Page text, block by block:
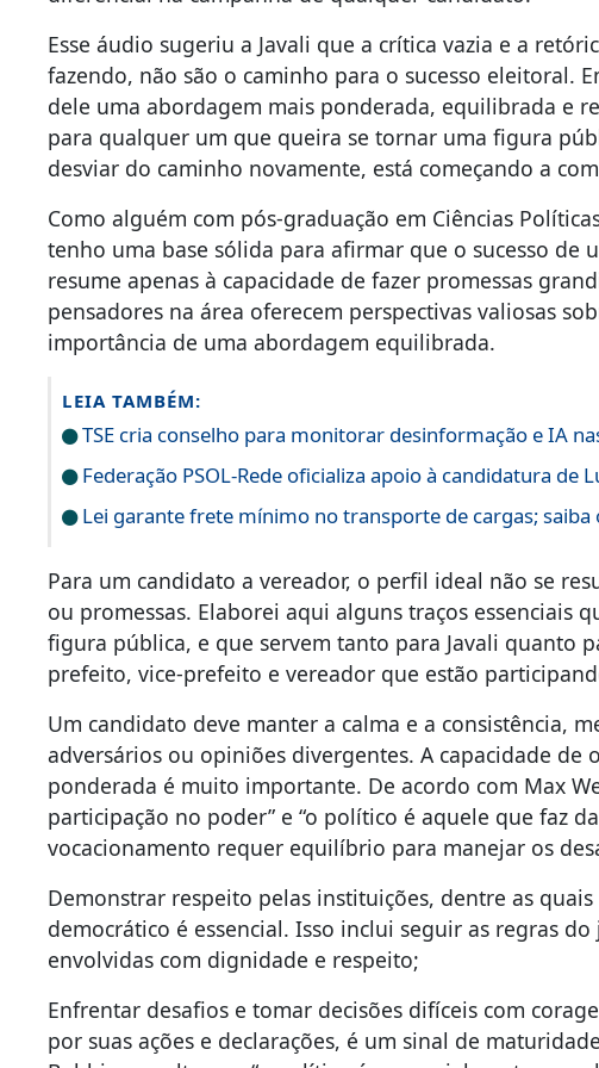
Esse áudio sugeriu a Javali que a crítica vazia e a
fazendo, não são o caminho para o sucesso eleitoral.
dele uma abordagem mais ponderada, equilibrada e
para qualquer um que queira se tornar uma figura
desviar do caminho novamente, está começando a
Como alguém com pós-graduação em Ciências
tenho uma base sólida para afirmar que o sucesso de
resume apenas à capacidade de fazer promessas
pensadores na área oferecem perspectivas valiosas
importância de uma abordagem equilibrada.
LEIA TAMBÉM:
TSE cria conselho para monitorar desinformação e IA
Federação PSOL-Rede oficializa apoio à candidatura de
Lei garante frete mínimo no transporte de cargas; saiba
Para um candidato a vereador, o perfil ideal não se
ou promessas. Elaborei aqui alguns traços essenciais
figura pública, e que servem tanto para Javali quanto
prefeito, vice-prefeito e vereador que estão
Um candidato deve manter a calma e a consistência,
adversários ou opiniões divergentes. A capacidade de
ponderada é muito importante. De acordo com Max
participação no poder” e “o político é aquele que faz
vocacionamento requer equilíbrio para manejar os
Demonstrar respeito pelas instituições, dentre as
democrático é essencial. Isso inclui seguir as regras
envolvidas com dignidade e respeito;
Enfrentar desafios e tomar decisões difíceis com
por suas ações e declarações, é um sinal de